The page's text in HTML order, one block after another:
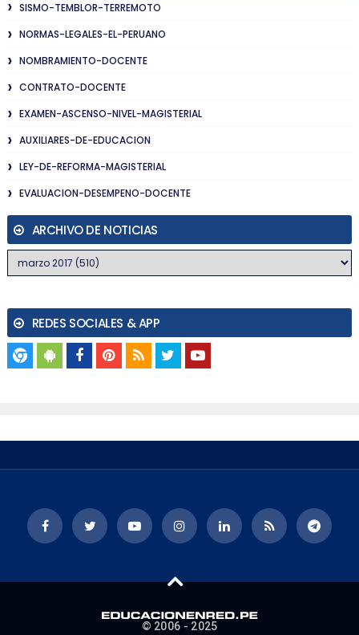
SISMO-TEMBLOR-TERREMOTO
NORMAS-LEGALES-EL-PERUANO
NOMBRAMIENTO-DOCENTE
CONTRATO-DOCENTE
EXAMEN-ASCENSO-NIVEL-MAGISTERIAL
AUXILIARES-DE-EDUCACION
LEY-DE-REFORMA-MAGISTERIAL
EVALUACION-DESEMPENO-DOCENTE
ARCHIVO DE NOTICIAS
REDES SOCIALES & APP
© 2006 - 2025